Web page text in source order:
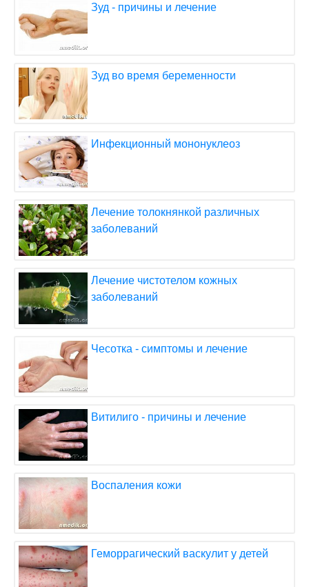
Зуд - причины и лечение
Зуд во время беременности
Инфекционный мононуклеоз
Лечение толокнянкой различных
заболеваний
Лечение чистотелом кожных
заболеваний
Чесотка - симптомы и лечение
Витилиго - причины и лечение
Воспаления кожи
Геморрагический васкулит у детей